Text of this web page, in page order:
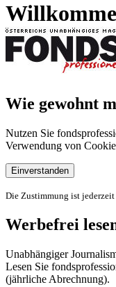
Wie gewohnt
Nutzen Sie
Verwendung von
Einverstanden
Die Zustimmung ist jederzeit
Werbefrei
Unabhängiger
Lesen Sie
(jährliche Abrechnung).